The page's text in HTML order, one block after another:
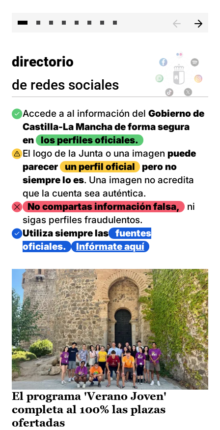
directorio
de redes sociales
Imagen
Accede a al información del Gobierno de
Castilla-La Mancha de forma segura
en
los perfiles oficiales.
Imagen
El logo de la Junta o una imagen puede
parecer
un perfil oficial
pero no
siempre lo es. Una imagen no acredita
que la cuenta sea auténtica.
ImagenNo compartas información falsa,
ni
sigas perfiles fraudulentos.
Imagen
Utiliza siempre las
fuentes
oficiales.
Infórmate aquí
El programa 'Verano Joven'
completa al 100% las plazas
ofertadas